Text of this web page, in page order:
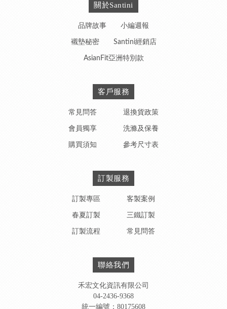
關於Santini
品牌故事 小編週報
襯墊秘密 Santini經銷店
AsianFit亞洲特別款
客戶服務
常見問答 退換貨政策
會員獨享 洗滌及保養
購買須知 參考尺寸表
訂製服務
訂製專區 客製案例
春夏訂製 三鐵訂製
訂製流程 常見問答
聯絡我們
禾宏文化資訊有限公司
04-2436-9368
統一編號：80175608